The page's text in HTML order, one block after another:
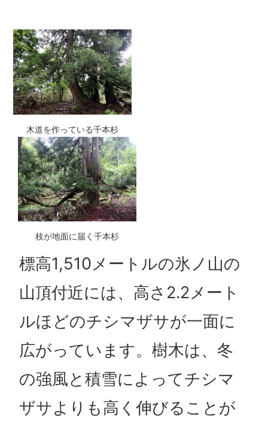
木道を作っている千本杉
枝が地面に届く千本杉
標高1,510メートルの氷ノ山の
山頂付近には、高さ2.2メート
ルほどのチシマザサが一面に
広がっています。樹木は、冬
の強風と積雪によってチシマ
ザサよりも高く伸びることが